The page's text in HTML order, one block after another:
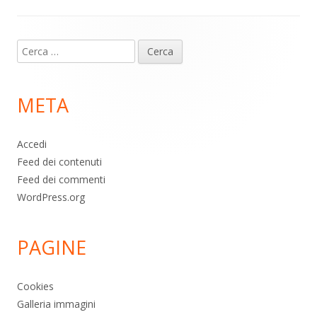
piè
pagina
Ricerca
per:
META
Accedi
Feed dei contenuti
Feed dei commenti
WordPress.org
PAGINE
Cookies
Galleria immagini